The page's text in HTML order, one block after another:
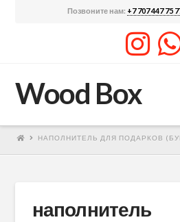
Позвоните нам: +7 707 447 75
Wood Box
НАПОЛНИТЕЛЬ ДЛЯ ПОДАРКОВ
наполнитель